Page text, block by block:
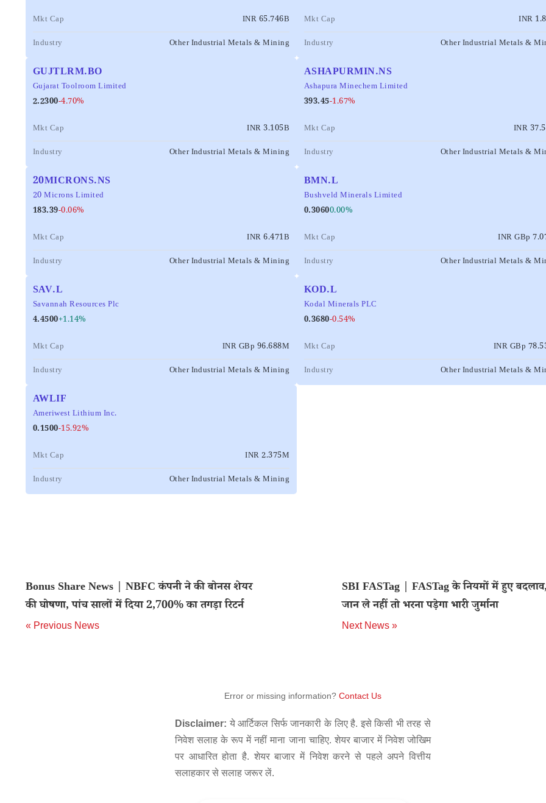
Mkt Cap
INR 65.746B
Industry
Other Industrial Metals & Mining
Mkt Cap
INR
Industry
Other Industrial Metals &
GUJTLRM.BO
Gujarat Toolroom Limited
2.2300-4.70%
Mkt Cap
INR 3.105B
Industry
Other Industrial Metals & Mining
ASHAPURMIN.NS
Ashapura Minechem Limited
393.45-1.67%
Mkt Cap
INR
Industry
Other Industrial Metals &
20MICRONS.NS
20 Microns Limited
183.39-0.06%
Mkt Cap
INR 6.471B
Industry
Other Industrial Metals & Mining
BMN.L
Bushveld Minerals Limited
0.30600.00%
Mkt Cap
INR GBp
Industry
Other Industrial Metals &
SAV.L
Savannah Resources Plc
4.4500+1.14%
Mkt Cap
INR GBp 96.688M
Industry
Other Industrial Metals & Mining
KOD.L
Kodal Minerals PLC
0.3680-0.54%
Mkt Cap
INR GBp
Industry
Other Industrial Metals &
AWLIF
Ameriwest Lithium Inc.
0.1500-15.92%
Mkt Cap
INR 2.375M
Industry
Other Industrial Metals & Mining
Bonus Share News | NBFC कंपनी ने की बोनस शेयर
की घोषणा, पांच सालों में दिया 2,700% का तगड़ा रिटर्न
« Previous News
SBI FASTag | FASTag के नियमों में हुए
जान ले नहीं तो भरना पड़ेगा भारी जुर्माना
Next News »
Error or missing information? Contact Us
Disclaimer: ये आर्टिकल सिर्फ जानकारी के लिए है. इसे किसी भी तरह से
निवेश सलाह के रूप में नहीं माना जाना चाहिए. शेयर बाजार में निवेश जोखिम
पर आधारित होता है. शेयर बाजार में निवेश करने से पहले अपने वित्तीय
सलाहकार से सलाह जरूर लें.